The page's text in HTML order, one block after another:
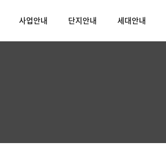
사업안내 단지안내 세대안내